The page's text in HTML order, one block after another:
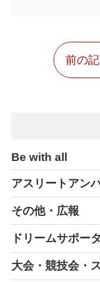
前の
Be with all
アスリートアン
その他・広報
ドリームサポー
大会・競技会・